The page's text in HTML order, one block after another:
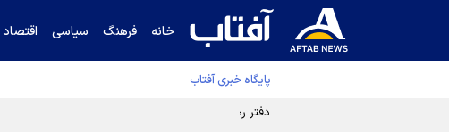
خانه فرهنگ سیاسی اقتصاد
پایگاه خبری آفتاب
دفتر رهبر انقلاب ادعای خرازی درباره پزشکیان را تکذیب کرد